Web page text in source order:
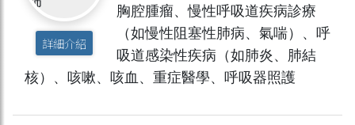
詳細介紹
胸腔腫瘤、慢性呼吸道疾病診療
（如慢性阻塞性肺病、氣喘）、呼
吸道感染性疾病（如肺炎、肺結
核）、咳嗽、咳血、重症醫學、呼吸器照護